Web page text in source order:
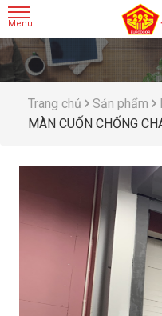
Trang chủ Sản phẩm
MÀN CUỐN CHỐNG